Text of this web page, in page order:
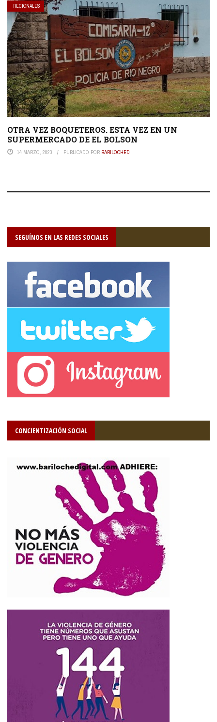
REGIONALES
OTRA VEZ BOQUETEROS. ESTA VEZ EN UN
SUPERMERCADO DE EL BOLSON
14 MARZO, 2023 PUBLICADO POR BARILOCHED
SEGUÍNOS EN LAS REDES SOCIALES
CONCIENTIZACIÓN SOCIAL